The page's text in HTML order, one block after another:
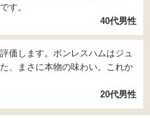
す。
40代男性
価します。ボンレスハムはジュ
、まさに本物の味わい。これか
20代男性